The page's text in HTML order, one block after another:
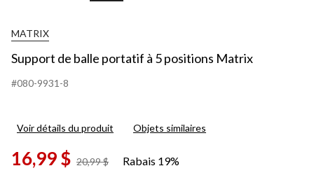
MATRIX
Support de balle portatif à 5 positions Matrix
#080-9931-8
Voir détails du produit Objets similaires
16,99 $ 20,99 $
prixRabais 19%